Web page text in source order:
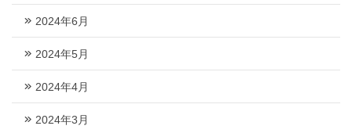
2024年6月
2024年5月
2024年4月
2024年3月